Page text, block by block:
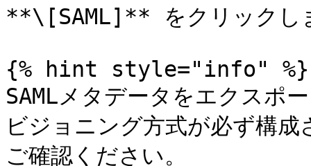
**\[SAML]** をクリックし
{% hint style="info" %}
SAMLメタデータをエクスポ
ビジョニング方式が必ず構
ご確認ください。